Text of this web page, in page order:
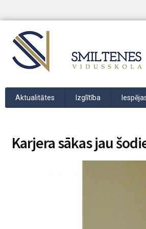
Aktualitātes Izglītība
Karjera sākas jau